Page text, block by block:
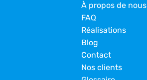
À propos de nous
FAQ
Réalisations
Blog
Contact
Nos clients